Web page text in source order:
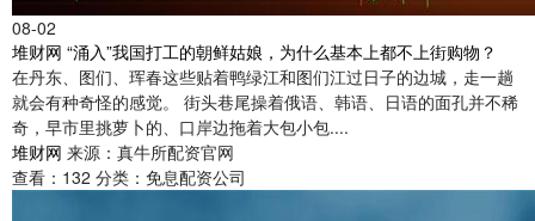
08-02
堆财网 “涌入”我国打工的朝鲜姑娘，为什么基本上都不上街购物？
在丹东、图们、珲春这些贴着鸭绿江和图们江过日子的边城，走一趟
就会有种奇怪的感觉。 街头巷尾操着俄语、韩语、日语的面孔并不稀
奇，早市里挑萝卜的、口岸边拖着大包小包....
堆财网 来源：真牛所配资官网
查看： 132 分类： 免息配资公司